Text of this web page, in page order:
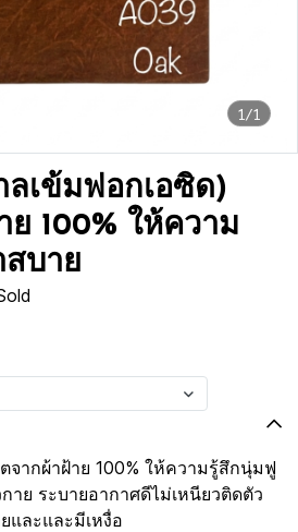
1/1
เข้มฟอกเอซิด)
100% ให้ความ
บาย
จากผ้าฝ้าย 100% ให้ความรู้สึกนุ่มฟู
าย ระบายอากาศดีไม่เหนียวติดตัว
และและมีเหงื่อ